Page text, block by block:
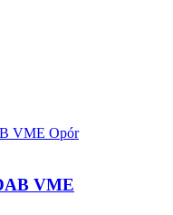
VME